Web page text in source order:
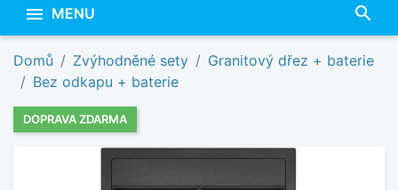
 MENU search
Domů Zvýhodněné sety
Granitový dřez + baterie
Bez odkapu + baterie
DOPRAVA ZDARMA